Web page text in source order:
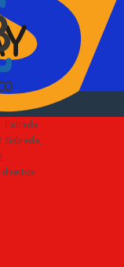
Estrada
Sobreda,
direitos